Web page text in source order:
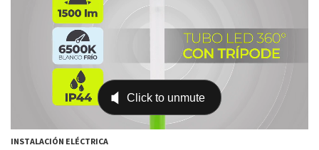
INSTALACIÓN ELÉCTRICA